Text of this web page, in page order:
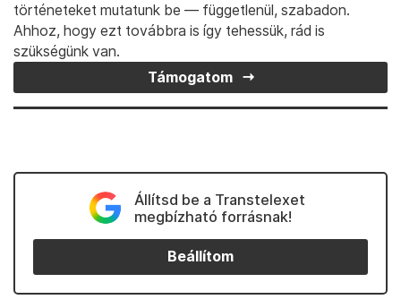
történeteket mutatunk be — függetlenül, szabadon.
Ahhoz, hogy ezt továbbra is így tehessük, rád is
szükségünk van.
Támogatom
Állítsd be a Transtelexet
megbízható forrásnak!
Beállítom